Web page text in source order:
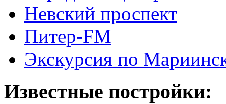
Невский проспект
Питер-FM
Экскурсия по
Известные постройки: